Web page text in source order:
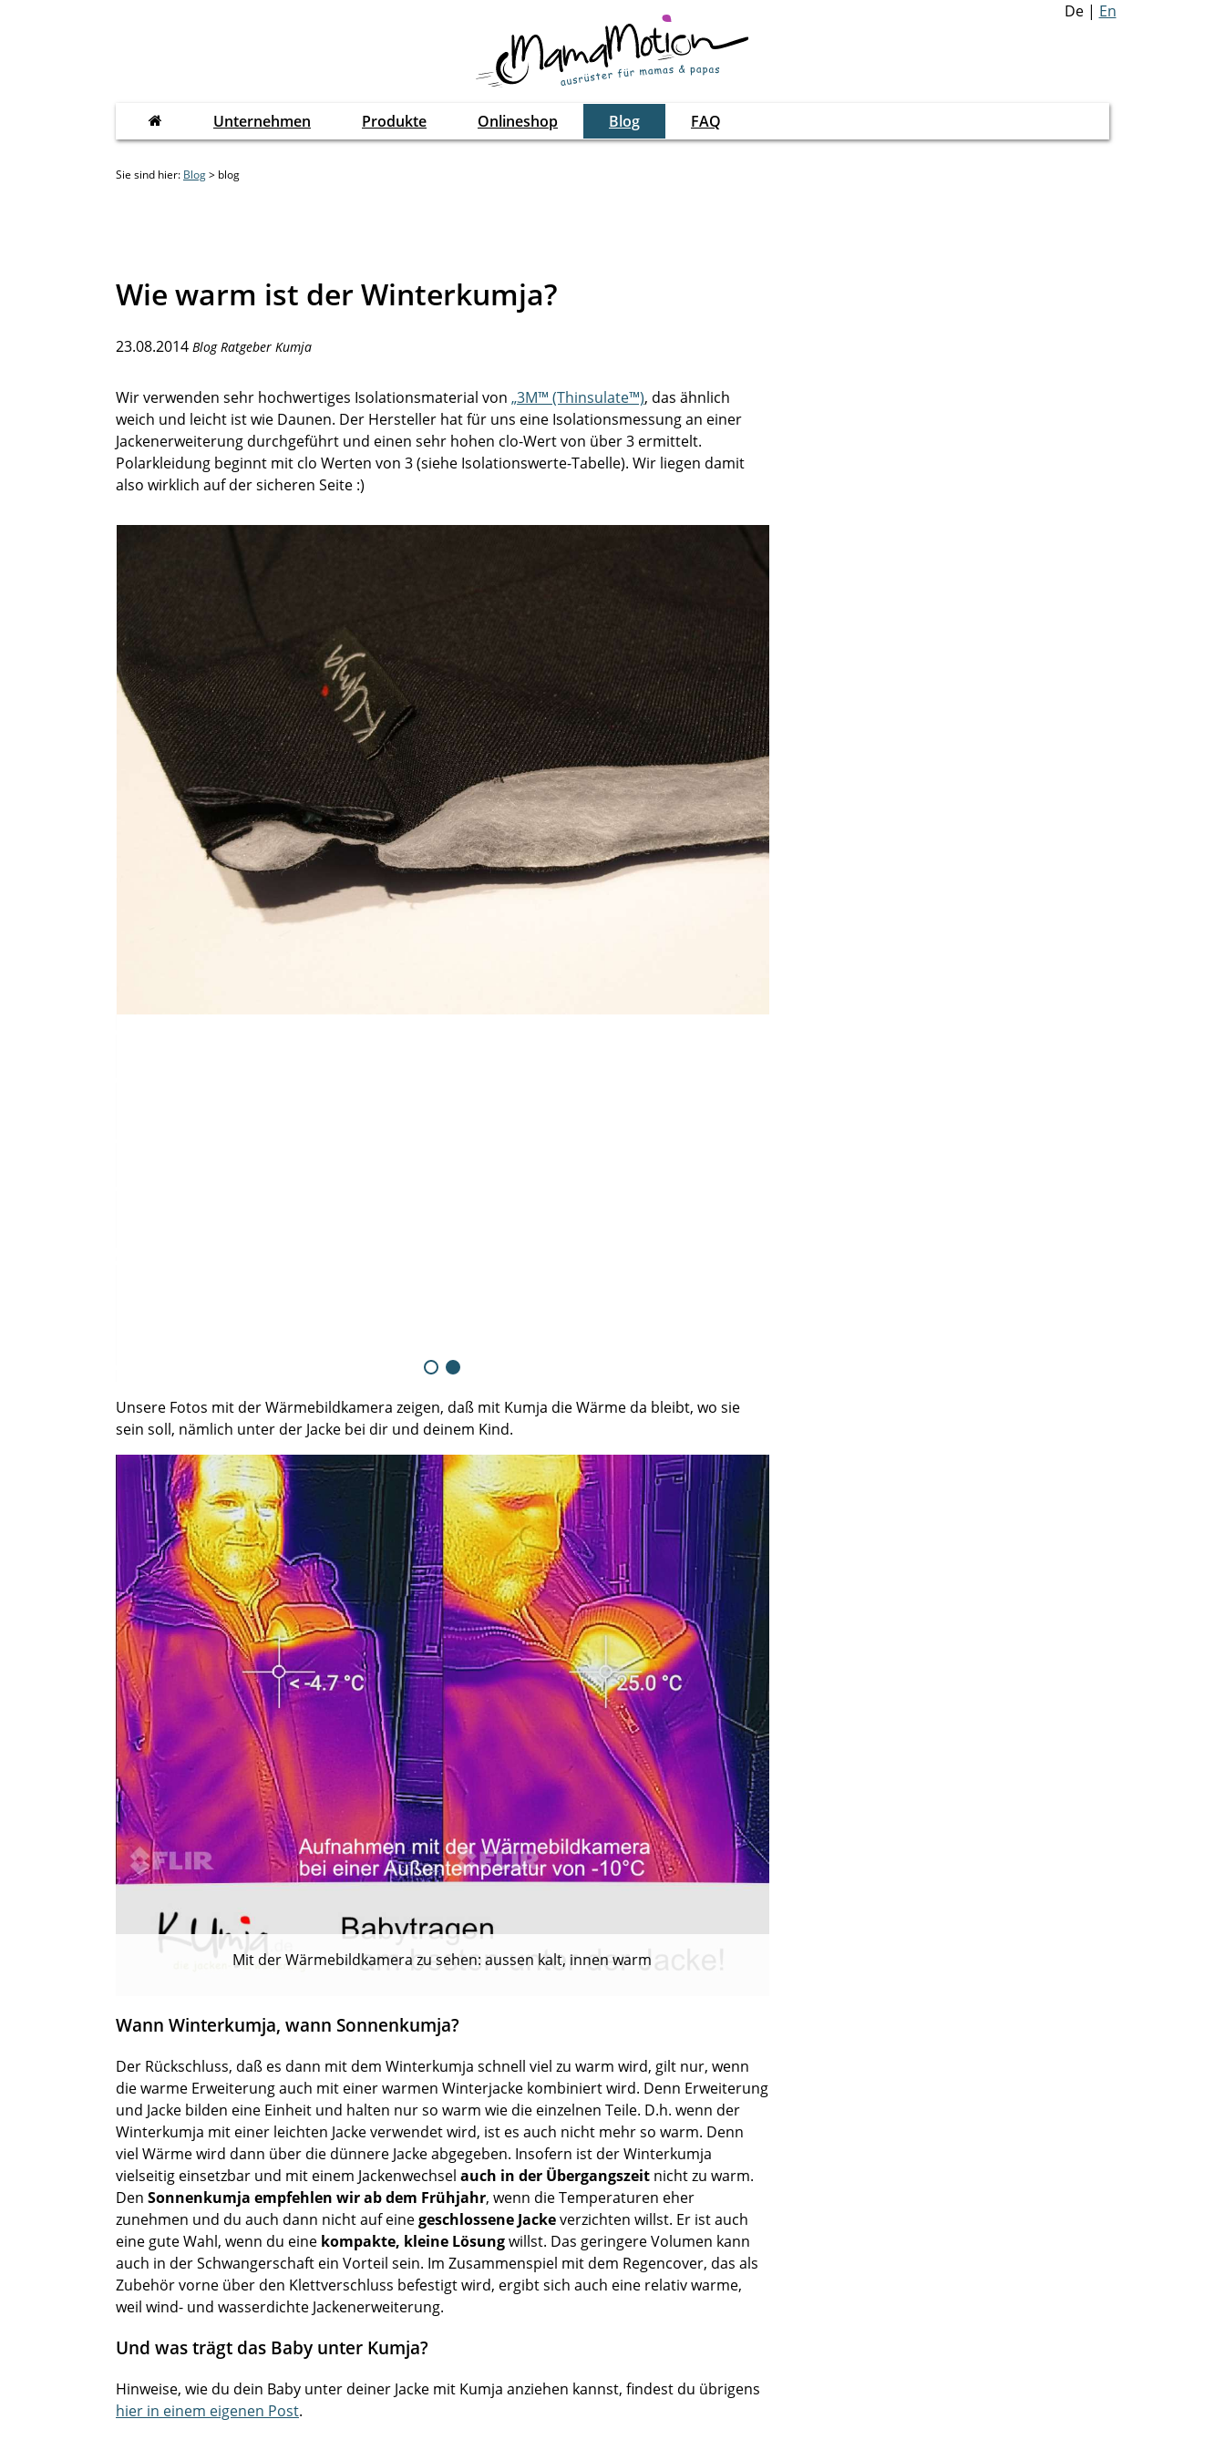
De| En
Unternehmen Produkte Onlineshop Blog FAQ
Sie sind hier: Blog> blog
Wie warm ist der Winterkumja?
23.08.2014 Blog Ratgeber Kumja
Wir verwenden sehr hochwertiges Isolationsmaterial von „3M™ (Thinsulate™), das ähnlich
weich und leicht ist wie Daunen. Der Hersteller hat für uns eine Isolationsmessung an einer
Jackenerweiterung durchgeführt und einen sehr hohen clo-Wert von über 3 ermittelt.
Polarkleidung beginnt mit clo Werten von 3 (siehe Isolationswerte-Tabelle). Wir liegen damit
also wirklich auf der sicheren Seite :)
Unsere Fotos mit der Wärmebildkamera zeigen, daß mit Kumja die Wärme da bleibt, wo sie
sein soll, nämlich unter der Jacke bei dir und deinem Kind.
Mit der Wärmebildkamera zu sehen: aussen kalt, innen warm
Wann Winterkumja, wann Sonnenkumja?
Der Rückschluss, daß es dann mit dem Winterkumja schnell viel zu warm wird, gilt nur, wenn
die warme Erweiterung auch mit einer warmen Winterjacke kombiniert wird. Denn Erweiterung
und Jacke bilden eine Einheit und halten nur so warm wie die einzelnen Teile. D.h. wenn der
Winterkumja mit einer leichten Jacke verwendet wird, ist es auch nicht mehr so warm. Denn
viel Wärme wird dann über die dünnere Jacke abgegeben. Insofern ist der Winterkumja
vielseitig einsetzbar und mit einem Jackenwechsel auch in der Übergangszeit nicht zu warm.
Den Sonnenkumja empfehlen wir ab dem Frühjahr, wenn die Temperaturen eher
zunehmen und du auch dann nicht auf einegeschlossene Jackeverzichten willst. Er ist auch
eine gute Wahl, wenn du eine kompakte, kleine Lösungwillst. Das geringere Volumen kann
auch in der Schwangerschaft ein Vorteil sein. Im Zusammenspiel mit dem Regencover, das als
Zubehör vorne über den Klettverschluss befestigt wird, ergibt sich auch eine relativ warme,
weil wind- und wasserdichte Jackenerweiterung.
Und was trägt das Baby unter Kumja?
Hinweise, wie du dein Baby unter deiner Jacke mit Kumja anziehen kannst, findest du übrigens
hier in einem eigenen Post.